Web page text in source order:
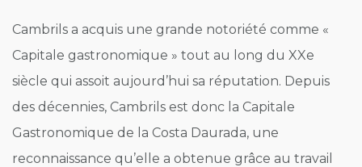
Cambrils a acquis une grande notoriété comme «
Capitale gastronomique » tout au long du XXe
siècle qui assoit aujourd’hui sa réputation. Depuis
des décennies, Cambrils est donc la Capitale
Gastronomique de la Costa Daurada, une
reconnaissance qu’elle a obtenue grâce au travail